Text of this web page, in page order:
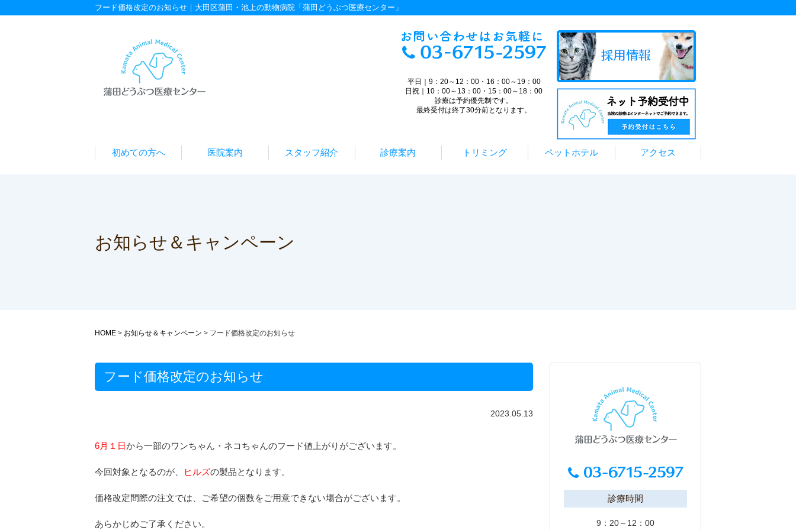
フード価格改定のお知らせ｜大田区蒲田・池上の動物病院「蒲田どうぶつ医療センター」
平日｜9：20～12：00・16：00～19：00
日祝｜10：00～13：00・15：00～18：00
診療は予約優先制です。
最終受付は終了30分前となります。
初めての方へ 医院案内 スタッフ紹介 診療案内 トリミング ペットホテル アクセス
お知らせ＆キャンペーン
HOME > お知らせ＆キャンペーン > フード価格改定のお知らせ
フード価格改定のお知らせ
2023.05.13
6月１日から一部のワンちゃん・ネコちゃんのフード値上がりがございます。
今回対象となるのが、 ヒルズの製品となります。
価格改定間際の注文では、ご希望の個数をご用意できない場合がございます。
あらかじめご了承ください。
診療時間
9：20～12：00